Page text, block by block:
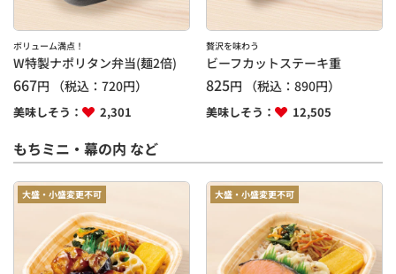
ボリューム満点！
W特製ナポリタン弁当(麺2倍)
667円 （税込： 720円）
美味しそう： 2,301
贅沢を味わう
ビーフカットステーキ重
825円 （税込：890円）
美味しそう： 12,505
もちミニ・幕の内 など
大盛・小盛変更不可 大盛・小盛変更不可